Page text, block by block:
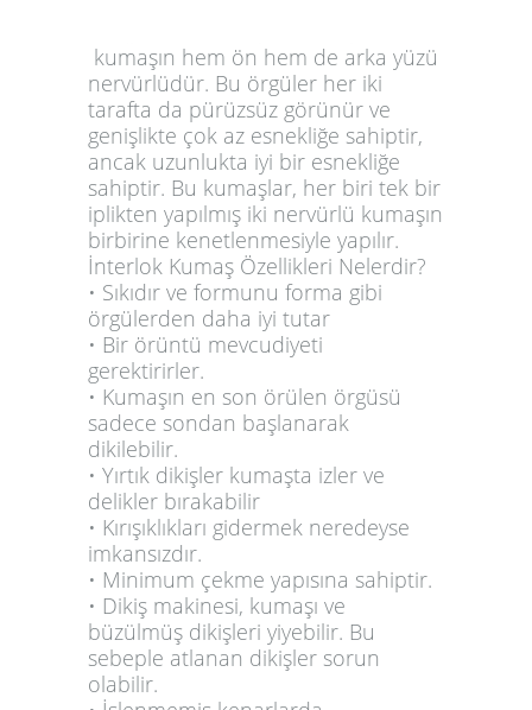
kumaşın hem ön hem de arka yüzü
nervürlüdür. Bu örgüler her iki
tarafta da pürüzsüz görünür ve
genişlikte çok az esnekliğe sahiptir,
ancak uzunlukta iyi bir esnekliğe
sahiptir. Bu kumaşlar, her biri tek bir
iplikten yapılmış iki nervürlü kumaşın
birbirine kenetlenmesiyle yapılır.
İnterlok Kumaş Özellikleri Nelerdir?
• Sıkıdır ve formunu forma gibi
örgülerden daha iyi tutar
• Bir örüntü mevcudiyeti
gerektirirler.
• Kumaşın en son örülen örgüsü
sadece sondan başlanarak
dikilebilir.
• Yırtık dikişler kumaşta izler ve
delikler bırakabilir
• Kırışıklıkları gidermek neredeyse
imkansızdır.
• Minimum çekme yapısına sahiptir.
• Dikiş makinesi, kumaşı ve
büzülmüş dikişleri yiyebilir. Bu
sebeple atlanan dikişler sorun
olabilir.